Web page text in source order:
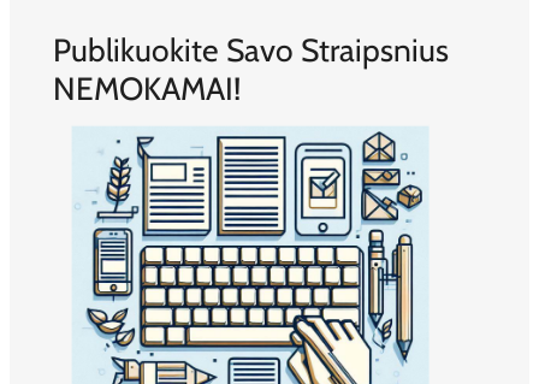
Publikuokite Savo Straipsnius
NEMOKAMAI!